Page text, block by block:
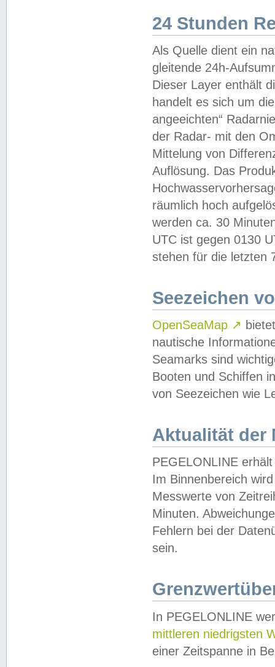
24 Stunden
Als Quelle dient ein
gleitende 24h-
Dieser Layer enthält
handelt es sich um
angeeichten“
der Radar- mit den
Mittelung von
Auflösung. Das
räumlich hoch
werden ca. 30
UTC ist gegen 0130
stehen für die letzten
Seezeichen
OpenSeaMap ↗
nautische
Seamarks sind
Booten und Schiffen
von Seezeichen wie
Aktualität der
PEGELONLINE
Im Binnenbereich
Messwerte von
Minuten.
Fehlern bei der
sein.
In PEGELONLINE
mittleren niedrigsten
einer Zeitspanne in